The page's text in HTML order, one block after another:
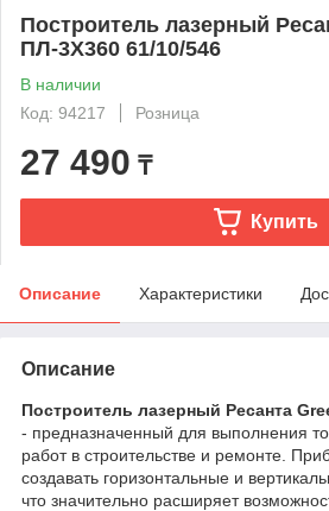
Построитель лазерный
ПЛ-3Х360 61/10/546
В наличии
Код: 94217
Розница
27 490 ₸
Купить
Описание Характеристики
Описание
Построитель лазерный Ресанта
- предназначенный для выполнения
работ в строительстве и ремонте.
создавать горизонтальные и
что значительно расширяет